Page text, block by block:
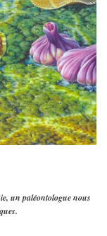
un paléontologue nous